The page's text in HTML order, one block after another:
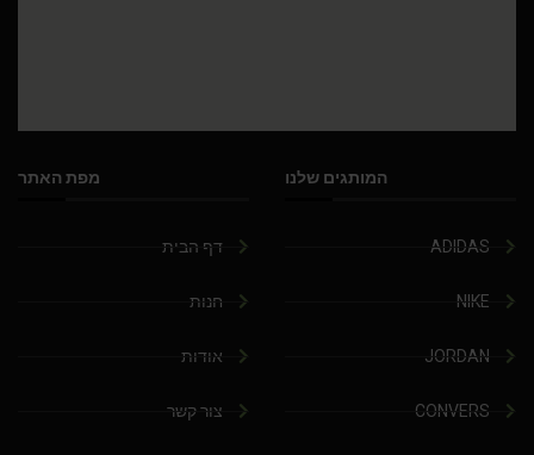
המותגים שלנו
ADIDAS
NIKE
JORDAN
CONVERS
מפת האתר
דף הבית
חנות
אודות
צור קשר